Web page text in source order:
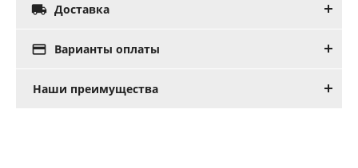
 Доставка
 Варианты оплаты
Наши преимущества